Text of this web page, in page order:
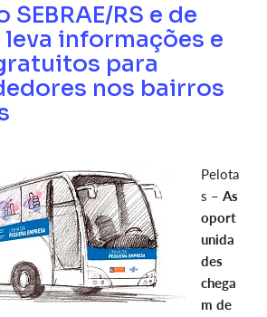
RS e de
informações e
para
nos bairros
Pelota
s – As
oport
unida
des
chega
m de